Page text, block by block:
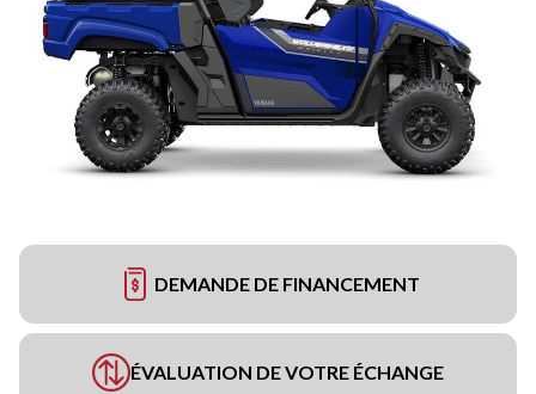
DEMANDE DE FINANCEMENT
ÉVALUATION DE VOTRE ÉCHANGE